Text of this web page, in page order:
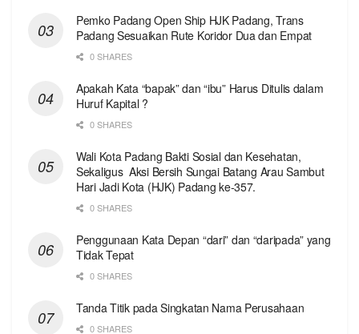
Pemko Padang Open Ship HJK Padang, Trans
Padang Sesuaikan Rute Koridor Dua dan Empat
0 SHARES
Apakah Kata “bapak” dan “ibu” Harus Ditulis dalam
Huruf Kapital ?
0 SHARES
Wali Kota Padang Bakti Sosial dan Kesehatan,
Sekaligus Aksi Bersih Sungai Batang Arau Sambut
Hari Jadi Kota (HJK) Padang ke-357.
0 SHARES
Penggunaan Kata Depan “dari” dan “daripada” yang
Tidak Tepat
0 SHARES
Tanda Titik pada Singkatan Nama Perusahaan
0 SHARES